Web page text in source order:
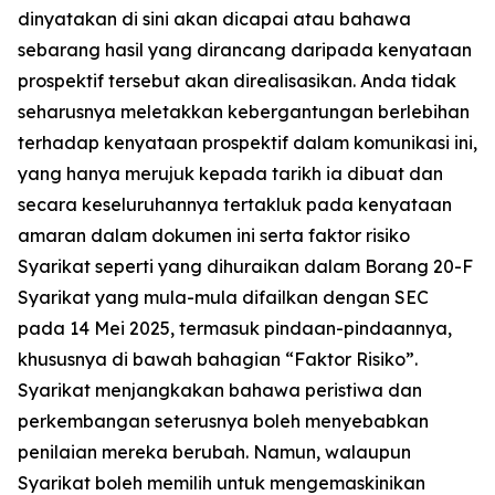
dinyatakan di sini akan dicapai atau bahawa
sebarang hasil yang dirancang daripada kenyataan
prospektif tersebut akan direalisasikan. Anda tidak
seharusnya meletakkan kebergantungan berlebihan
terhadap kenyataan prospektif dalam komunikasi ini,
yang hanya merujuk kepada tarikh ia dibuat dan
secara keseluruhannya tertakluk pada kenyataan
amaran dalam dokumen ini serta faktor risiko
Syarikat seperti yang dihuraikan dalam Borang 20-F
Syarikat yang mula-mula difailkan dengan SEC
pada 14 Mei 2025, termasuk pindaan-pindaannya,
khususnya di bawah bahagian “Faktor Risiko”.
Syarikat menjangkakan bahawa peristiwa dan
perkembangan seterusnya boleh menyebabkan
penilaian mereka berubah. Namun, walaupun
Syarikat boleh memilih untuk mengemaskinikan